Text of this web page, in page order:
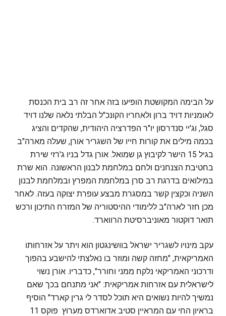
על הבימה המקושטת הופיעו בזה אחר זה רב בית הכנסת
לאומניות דויד ברון ולאחריו הקונכ"ל הבלתי נלאה שלנו דויד
סגל, וג'יי סנדרסון יו"ר הפדרציה היהודית, שהקדים והציג
בכמה מילים את קורות חייו של השגריר אורן, שעלה מארה"ב
בגיל 15 הישר לקיבוץ גן שמואל. אורן גדל בניו ג'רזי שירת
בחטיבת הצנחנים ולחם במלחמת לבנון הראשונה. הוא שרת
במילואים בדרגת רב סרן במלחמת המפרץ ובמלחמת לבנון
השניה וכקצין קשר במסגרת מבצע עופרת יצוקה בעזה. לאחר
מכן חזר לארה"ב ללימודי ההיסטוריה של המזרח התיכון ורכש
תואר דוקטור מאוניברסיטת הרווארד.
עקב מינויו לשגריר ישראל בוושינגטון הוא ויתר על אזרחותו
האמריקאית, "מחזה קשה ומוזר בו נאלצתי להישבע בהפוך
ודרכוני האמריקאי נלקח ממני וחורר", כדבריו. אורן נשוי
לישראלית עם אזרחות אמריקאית: "אני מתנחם בכך שאם
נמשיך להיות נשואים היא תוכל לסדר לי גרין קארד" הוסיף
בראיון החי עם המראיין סטיב אדוארדס מערוץ פוקס 11